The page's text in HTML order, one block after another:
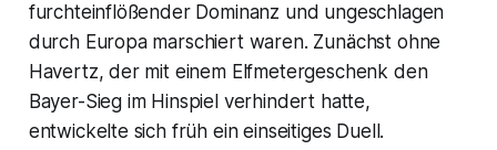
furchteinflößender Dominanz und ungeschlagen
durch Europa marschiert waren. Zunächst ohne
Havertz, der mit einem Elfmetergeschenk den
Bayer-Sieg im Hinspiel verhindert hatte,
entwickelte sich früh ein einseitiges Duell.